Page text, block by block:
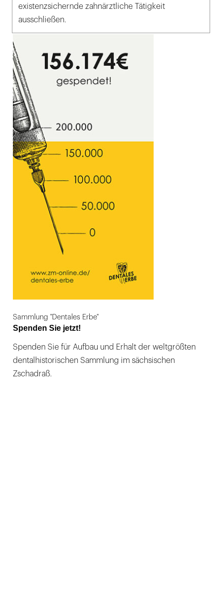
existenzsichernde zahnärztliche Tätigkeit
ausschließen.
Sammlung "Dentales Erbe"
Spenden Sie jetzt!
Spenden Sie für Aufbau und Erhalt der weltgrößten
dentalhistorischen Sammlung im sächsischen
Zschadraß.